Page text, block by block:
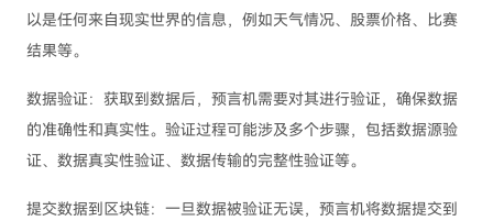
以是任何来自现实世界的信息，例如天气情况、股票价格、比赛
结果等。
数据验证：获取到数据后，预言机需要对其进行验证，确保数据
的准确性和真实性。验证过程可能涉及多个步骤，包括数据源验
证、数据真实性验证、数据传输的完整性验证等。
提交数据到区块链：一旦数据被验证无误，预言机将数据提交到